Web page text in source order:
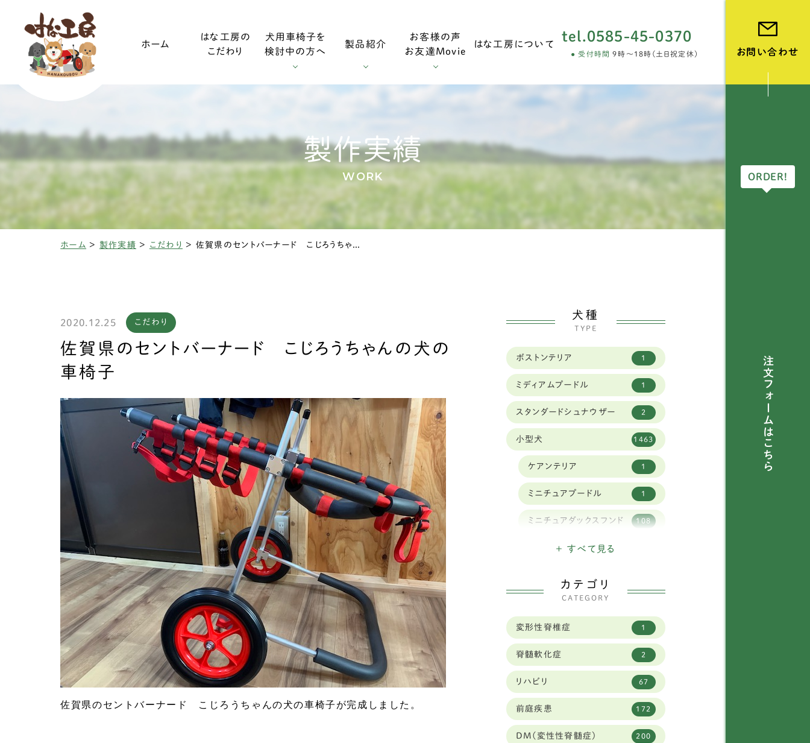
ホーム
はな工房の
こだわり
犬用車椅子を
検討中の方へ
装着方法 調整方法
製品紹介
中型犬用車椅子 大型犬用車椅子
お客様の声
お友達Movie
はな工房について
tel.0585-45-0370
受付時間 9時～18時(土日祝定休) お問い合わせ
ORDER!
注文フォームは
こちら
製作実績
WORK
ホーム > 製作実績 > こだわり > 佐賀県のセントバーナード こじろうちゃんの犬の車椅子
2020.12.25 こだわり
佐賀県のセントバーナード こじろうちゃんの犬の
車椅子
佐賀県のセントバーナード こじろうちゃんの犬の車椅子が完成しました。
犬種
TYPE
ボストンテリア 1
ミディアムプードル 1
スタンダードシュナウザー 2
小型犬 1463
ケアンテリア 1
ミニチュアプードル 1
ミニチュアダックスフンド 108
ミニチュアシュナウザー
イタリアングレイハウンド
狆 2
トイフォックステリア 1
カニヘンダックスフンド 7
豆柴犬 30
ブリュッセルグリフォン 1
+ すべて見る
カテゴリ
CATEGORY
変形性脊椎症 1
脊髄軟化症 2
リハビリ 67
前庭疾患 172
DM(変性性脊髄症) 200